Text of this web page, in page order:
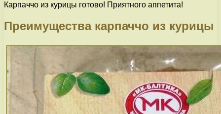
Карпаччо из курицы готово! Приятного аппетита!
Преимущества карпаччо из курицы